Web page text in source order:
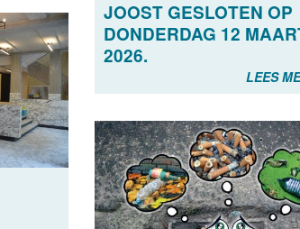
JOOST GESLOTEN OP
DONDERDAG 12
2026.
LEES